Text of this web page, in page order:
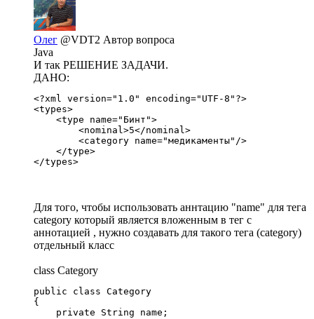
Олег @VDT2 Автор вопроса
Java
И так РЕШЕНИЕ ЗАДАЧИ.
ДАНО:
<?xml version="1.0" encoding="UTF-8"?>
<types>
    <type name="Бинт">
        <nominal>5</nominal>
        <category name="медикаменты"/>
    </type>
</types>
Для того, чтобы использовать аннтацию "name" для тега
category который является вложенным в тег с
аннотацией , нужно создавать для такого тега (category)
отдельный класс
class Category
public class Category
{
    private String name;